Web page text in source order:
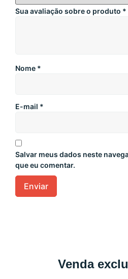
Sua avaliação sobre o produto *
Nome *
E-mail *
Salvar meus dados neste
que eu comentar.
Venda